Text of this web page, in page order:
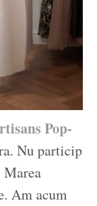
Pop-
Nu particip
Am acum